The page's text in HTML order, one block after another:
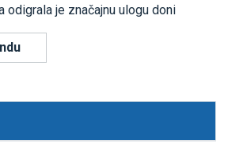
odigrala je značajnu ulogu doni